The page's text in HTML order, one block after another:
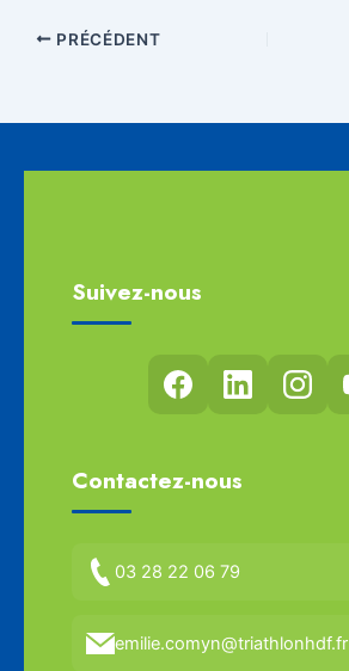
PRÉCÉDENT
Suivez-nous
Contactez-nous
03 28 22 06 79
emilie.comyn@triathlonhdf.fr